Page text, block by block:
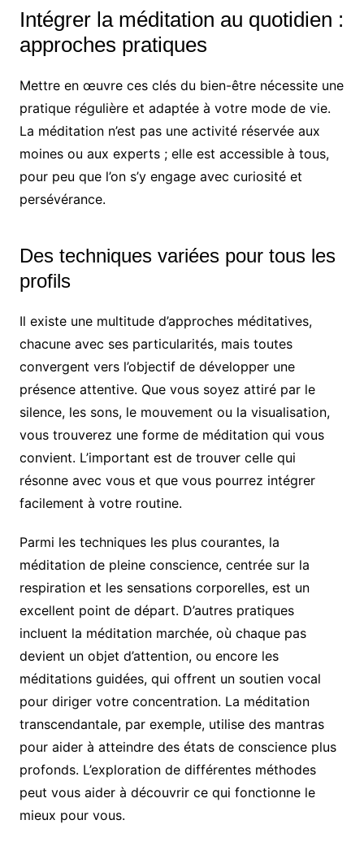
Intégrer la méditation au quotidien :
approches pratiques
Mettre en œuvre ces clés du bien-être nécessite une
pratique régulière et adaptée à votre mode de vie.
La méditation n’est pas une activité réservée aux
moines ou aux experts ; elle est accessible à tous,
pour peu que l’on s’y engage avec curiosité et
persévérance.
Des techniques variées pour tous les
profils
Il existe une multitude d’approches méditatives,
chacune avec ses particularités, mais toutes
convergent vers l’objectif de développer une
présence attentive. Que vous soyez attiré par le
silence, les sons, le mouvement ou la visualisation,
vous trouverez une forme de méditation qui vous
convient. L’important est de trouver celle qui
résonne avec vous et que vous pourrez intégrer
facilement à votre routine.
Parmi les techniques les plus courantes, la
méditation de pleine conscience, centrée sur la
respiration et les sensations corporelles, est un
excellent point de départ. D’autres pratiques
incluent la méditation marchée, où chaque pas
devient un objet d’attention, ou encore les
méditations guidées, qui offrent un soutien vocal
pour diriger votre concentration. La méditation
transcendantale, par exemple, utilise des mantras
pour aider à atteindre des états de conscience plus
profonds. L’exploration de différentes méthodes
peut vous aider à découvrir ce qui fonctionne le
mieux pour vous.